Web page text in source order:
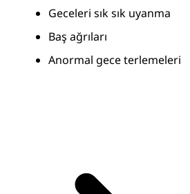
Geceleri sık sık uyanma
Baş ağrıları
Anormal gece terlemeleri